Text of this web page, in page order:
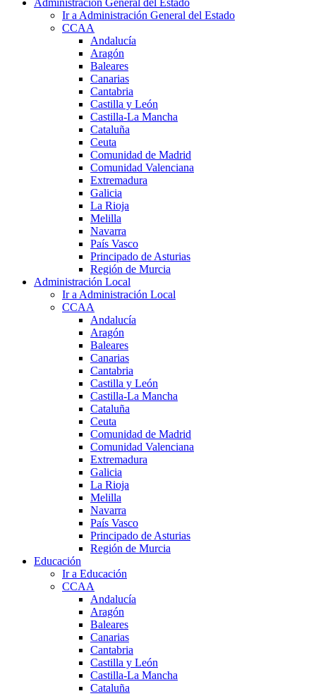
Ir a Administración General del Estado
CCAA
Andalucía
Aragón
Baleares
Canarias
Cantabria
Castilla y León
Castilla-La Mancha
Cataluña
Ceuta
Comunidad de Madrid
Comunidad Valenciana
Extremadura
Galicia
La Rioja
Melilla
Navarra
País Vasco
Principado de Asturias
Región de Murcia
Administración Local
Ir a Administración Local
CCAA
Andalucía
Aragón
Baleares
Canarias
Cantabria
Castilla y León
Castilla-La Mancha
Cataluña
Ceuta
Comunidad de Madrid
Comunidad Valenciana
Extremadura
Galicia
La Rioja
Melilla
Navarra
País Vasco
Principado de Asturias
Región de Murcia
Educación
Ir a Educación
CCAA
Andalucía
Aragón
Baleares
Canarias
Cantabria
Castilla y León
Castilla-La Mancha
Cataluña